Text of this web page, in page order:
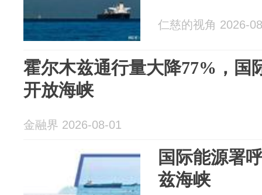
仁慈的视角 2026-
霍尔木兹通行量大降77%，国
开放海峡
金融界 2026-08-01
国际能源署
兹海峡